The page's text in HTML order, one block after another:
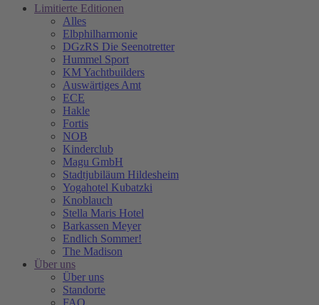
Limitierte Editionen
Alles
Elbphilharmonie
DGzRS Die Seenotretter
Hummel Sport
KM Yachtbuilders
Auswärtiges Amt
ECE
Hakle
Fortis
NOB
Kinderclub
Magu GmbH
Stadtjubiläum Hildesheim
Yogahotel Kubatzki
Knoblauch
Stella Maris Hotel
Barkassen Meyer
Endlich Sommer!
The Madison
Über uns
Über uns
Standorte
FAQ